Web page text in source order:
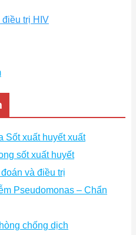
trị HIV
Sốt xuất huyết xuất
sốt xuất huyết
và điều trị
Pseudomonas – Chẩn
chống dịch